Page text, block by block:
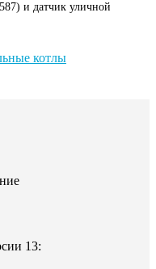
и датчик уличной
котлы
13: